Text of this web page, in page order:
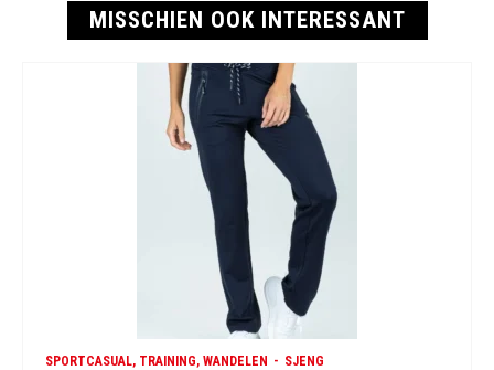
MISSCHIEN OOK INTERESSANT
SPORTCASUAL, TRAINING, WANDELEN SJENG